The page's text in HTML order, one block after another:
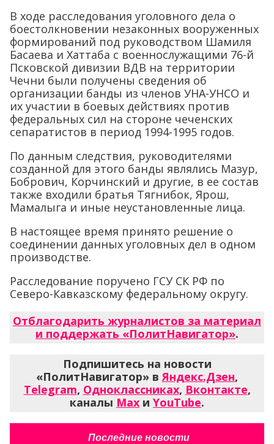
В ходе расследования уголовного дела о
боестолкновении незаконных вооруженных
формирований под руководством Шамиля
Басаева и Хаттаба с военнослужащими 76-й
Псковской дивизии ВДВ на территории
Чечни были получены сведения об
организации банды из членов УНА-УНСО и
их участии в боевых действиях против
федеральных сил на стороне чеченских
сепаратистов в период 1994-1995 годов.
По данным следствия, руководителями
созданной для этого банды являлись Мазур,
Бобрович, Корчинский и другие, в ее состав
также входили братья Тягнибок, Ярош,
Мамалыга и иные неустановленные лица.
В настоящее время принято решение о
соединении данных уголовных дел в одном
производстве.
Расследование поручено ГСУ СК РФ по
Северо-Кавказскому федеральному округу.
Отблагодарить журналистов за материал
и поддержать «ПолитНавигатор».
Подпишитесь на новости
«ПолитНавигатор» вЯндекс.Дзен,
Telegram, Одноклассниках, Вконтакте,
каналы Max и YouTube.
Последние новости